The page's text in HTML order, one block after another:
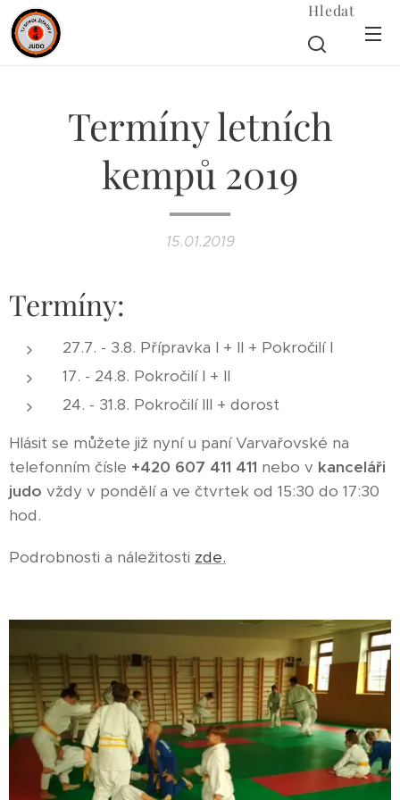
Hledat
Termíny letních
kempů 2019
15.01.2019
Termíny:
27.7. - 3.8. Přípravka I + II + Pokročilí I
17. - 24.8. Pokročilí I + II
24. - 31.8. Pokročilí III + dorost
Hlásit se můžete již nyní u paní Varvařovské na
telefonním čísle +420 607 411 411 nebo v kanceláři
judo vždy v pondělí a ve čtvrtek od 15:30 do 17:30
hod.
Podrobnosti a náležitosti zde.